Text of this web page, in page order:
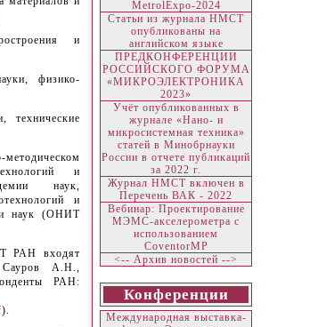
и
физико-
технические
и
наук,
и
наук (ОНИТ
РАН входят
А.Н.,
РАН:
).
MetrolExpo-2024
Статьи из журнала НМСТ
опубликованы на
английском языке
ПРЕДКОНФЕРЕНЦИИ
РОССИЙСКОГО ФОРУМА
«МИКРОЭЛЕКТРОНИКА
2023»
Учёт опубликованных в
журнале «Нано- и
микросистемная техника»
статей в Минобрнауки
России в отчете публикаций
за 2022 г.
Журнал НМСТ включен в
Перечень ВАК - 2022
Вебинар: Проектирование
МЭМС-акселерометра с
использованием
CoventorMP
<-- Архив новостей -->
Конференции
Международная выставка-